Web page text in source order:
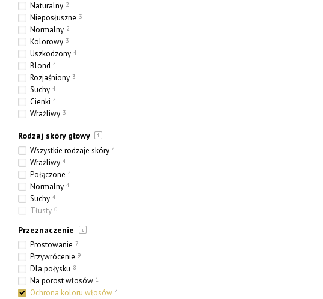
Naturalny 2
Nieposłuszne 3
Normalny 2
Kolorowy 3
Uszkodzony 4
Blond 4
Rozjaśniony 3
Suchy 4
Cienki 4
Wrażliwy 3
Gruby 2
Porowaty 3
Rodzaj skóry głowy
Wszystkie rodzaje skóry 4
Wrażliwy 4
Połączone 4
Normalny 4
Suchy 4
Tłusty 0
Przeznaczenie
Prostowanie 7
Przywrócenie 9
Dla połysku 8
Na porost włosów 1
Ochrona koloru włosów 4